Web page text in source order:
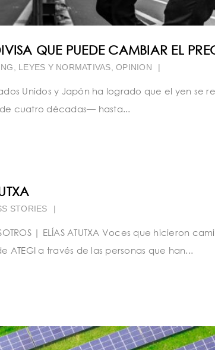
QUE PUEDE CAMBIAR EL
LEYES Y NORMATIVAS OPINION |
Unidos y Japón ha logrado que el yen se
cuatro décadas— hasta...
STORIES |
| ELÍAS ATUTXA Voces que hicieron
ATEGI a través de las personas que han...